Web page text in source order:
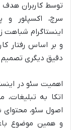
توسط کاربران
سرچ، اکسپلور و
اینستاگرام شباهت
و بر اساس رفتار
دقیق دیگری
اهمیت سئو در
اتکا به
اصول سئو،
و همین موضوع